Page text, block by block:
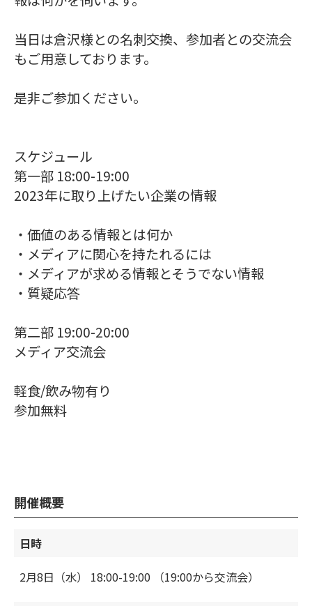
当日は倉沢様との名刺交換、参加者との交流会
もご用意しております。
是非ご参加ください。
スケジュール
第一部 18:00-19:00
2023年に取り上げたい企業の情報
・価値のある情報とは何か​
・メディアに関心を持たれるには
・メディアが求める情報とそうでない情報
・質疑応答
第二部 19:00-20:00
メディア交流会
軽食/飲み物有り
参加無料
開催概要
日時
2月8日（水） 18:00-19:00 （19:00から交流会）